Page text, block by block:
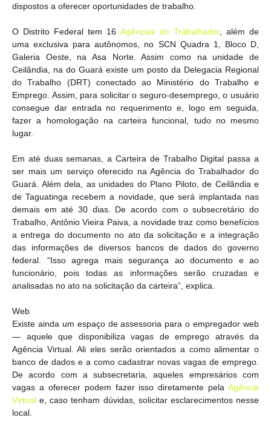
dispostos a oferecer oportunidades de trabalho.
O Distrito Federal tem 16 Agências do Trabalhador, além de
uma exclusiva para autônomos, no SCN Quadra 1, Bloco D,
Galeria Oeste, na Asa Norte. Assim como na unidade de
Ceilândia, na do Guará existe um posto da Delegacia Regional
do Trabalho (DRT) conectado ao Ministério do Trabalho e
Emprego. Assim, para solicitar o seguro-desemprego, o usuário
consegue dar entrada no requerimento e, logo em seguida,
fazer a homologação na carteira funcional, tudo no mesmo
lugar.
Em até duas semanas, a Carteira de Trabalho Digital passa a
ser mais um serviço oferecido na Agência do Trabalhador do
Guará. Além dela, as unidades do Plano Piloto, de Ceilândia e
de Taguatinga recebem a novidade, que será implantada nas
demais em até 30 dias. De acordo com o subsecretário do
Trabalho, Antônio Vieira Paiva, a novidade traz como benefícios
a entrega do documento no ato da solicitação e a integração
das informações de diversos bancos de dados do governo
federal. “Isso agrega mais segurança ao documento e ao
funcionário, pois todas as informações serão cruzadas e
analisadas no ato na solicitação da carteira”, explica.
Web
Existe ainda um espaço de assessoria para o empregador web
— aquele que disponibiliza vagas de emprego através da
Agência Virtual. Ali eles serão orientados a como alimentar o
banco de dados e a como cadastrar novas vagas de emprego.
De acordo com a subsecretaria, aqueles empresários com
vagas a oferecer podem fazer isso diretamente pela Agência
Virtual e, caso tenham dúvidas, solicitar esclarecimentos nesse
local.